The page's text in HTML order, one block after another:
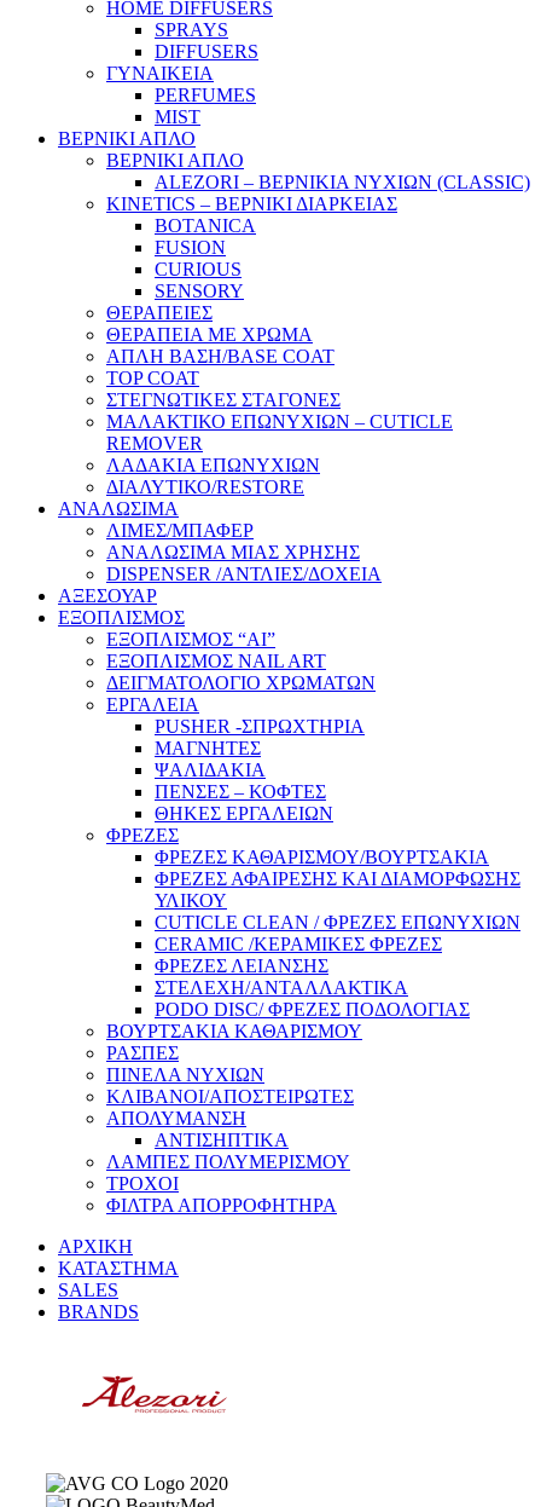
HOME DIFFUSERS
SPRAYS
DIFFUSERS
ΓΥΝΑΙΚΕΙΑ
PERFUMES
MIST
ΒΕΡΝΙΚΙ ΑΠΛΟ
ΒΕΡΝΙΚΙ ΑΠΛΟ
ALEZORI – ΒΕΡΝΙΚΙΑ ΝΥΧΙΩΝ (CLASSIC)
KINETICS – ΒΕΡΝΙΚΙ ΔΙΑΡΚΕΙΑΣ
BOTANICA
FUSION
CURIOUS
SENSORY
ΘΕΡΑΠΕΙΕΣ
ΘΕΡΑΠΕΙΑ ΜΕ ΧΡΩΜΑ
ΑΠΛΗ ΒΑΣΗ/BASE COAT
TOP COAT
ΣΤΕΓΝΩΤΙΚΕΣ ΣΤΑΓΟΝΕΣ
ΜΑΛΑΚΤΙΚΟ ΕΠΩΝΥΧΙΩΝ – CUTICLE
REMOVER
ΛΑΔΑΚΙΑ ΕΠΩΝΥΧΙΩΝ
ΔΙΑΛΥΤΙΚΟ/RESTORE
ΑΝΑΛΩΣΙΜΑ
ΛΙΜΕΣ/ΜΠΑΦΕΡ
ΑΝΑΛΩΣΙΜΑ ΜΙΑΣ ΧΡΗΣΗΣ
DISPENSER /ΑΝΤΛΙΕΣ/ΔΟΧΕΙΑ
ΑΞΕΣΟΥΑΡ
ΕΞΟΠΛΙΣΜΟΣ
ΕΞΟΠΛΙΣΜΟΣ “AI”
ΕΞΟΠΛΙΣΜΟΣ NAIL ART
ΔΕΙΓΜΑΤΟΛΟΓΙΟ ΧΡΩΜΑΤΩΝ
ΕΡΓΑΛΕΙΑ
PUSHER -ΣΠΡΩΧΤΗΡΙΑ
ΜΑΓΝΗΤΕΣ
ΨΑΛΙΔΑΚΙΑ
ΠΕΝΣΕΣ – ΚΟΦΤΕΣ
ΘΗΚΕΣ ΕΡΓΑΛΕΙΩΝ
ΦΡΕΖΕΣ
ΦΡΕΖΕΣ ΚΑΘΑΡΙΣΜΟΥ/ΒΟΥΡΤΣΑΚΙΑ
ΦΡΕΖΕΣ ΑΦΑΙΡΕΣΗΣ ΚΑΙ ΔΙΑΜΟΡΦΩΣΗΣ
ΥΛΙΚΟΥ
CUTICLE CLEAN / ΦΡΕΖΕΣ ΕΠΩΝΥΧΙΩΝ
CERAMIC /ΚΕΡΑΜΙΚΕΣ ΦΡΕΖΕΣ
ΦΡΕΖΕΣ ΛΕΙΑΝΣΗΣ
ΣΤΕΛΕΧΗ/ΑΝΤΑΛΛΑΚΤΙΚΑ
PODO DISC/ ΦΡΕΖΕΣ ΠΟΔΟΛΟΓΙΑΣ
ΒΟΥΡΤΣΑΚΙΑ ΚΑΘΑΡΙΣΜΟΥ
ΡΑΣΠΕΣ
ΠΙΝΕΛΑ ΝΥΧΙΩΝ
ΚΛΙΒΑΝΟΙ/ΑΠΟΣΤΕΙΡΩΤΕΣ
ΑΠΟΛΥΜΑΝΣΗ
ΑΝΤΙΣΗΠΤΙΚΑ
ΛΑΜΠΕΣ ΠΟΛΥΜΕΡΙΣΜΟΥ
ΤΡΟΧΟΙ
ΦΙΛΤΡΑ ΑΠΟΡΡΟΦΗΤΗΡΑ
ΑΡΧΙΚΗ
ΚΑΤΑΣΤΗΜΑ
SALES
BRANDS